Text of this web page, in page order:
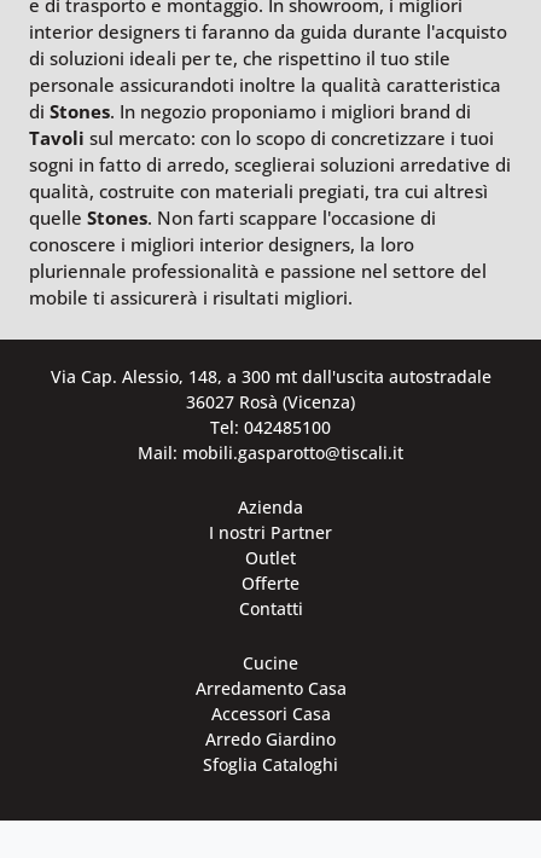
e di trasporto e montaggio. In showroom, i migliori
interior designers ti faranno da guida durante l'acquisto
di soluzioni ideali per te, che rispettino il tuo stile
personale assicurandoti inoltre la qualità caratteristica
di Stones. In negozio proponiamo i migliori brand di
Tavoli sul mercato: con lo scopo di concretizzare i tuoi
sogni in fatto di arredo, sceglierai soluzioni arredative di
qualità, costruite con materiali pregiati, tra cui altresì
quelle Stones. Non farti scappare l'occasione di
conoscere i migliori interior designers, la loro
pluriennale professionalità e passione nel settore del
mobile ti assicurerà i risultati migliori.
Via Cap. Alessio, 148, a 300 mt dall'uscita autostradale
36027 Rosà (Vicenza)
Tel: 042485100
Mail: mobili.gasparotto@tiscali.it
Azienda
I nostri Partner
Outlet
Offerte
Contatti
Cucine
Arredamento Casa
Accessori Casa
Arredo Giardino
Sfoglia Cataloghi